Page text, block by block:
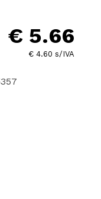
€ 5.66
€ 4.60 s/IVA